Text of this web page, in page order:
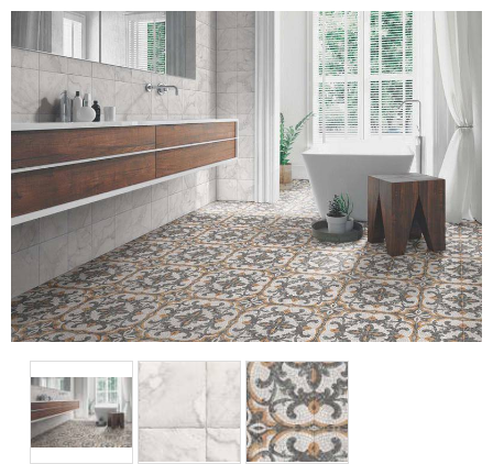
號約10分鐘
原Line已滿 無法加Line好友 請親愛的客戶加入
LINE官方帳號@a0975005573